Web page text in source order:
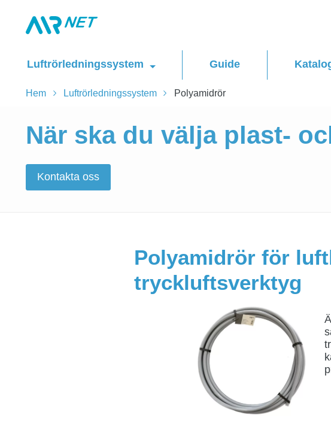
Luftrörledningssystem Guide
Hem Luftrörledningssystem Polyamidrör
När ska du välja plast-
Kontakta oss
Polyamidrör för
tryckluftsverktyg